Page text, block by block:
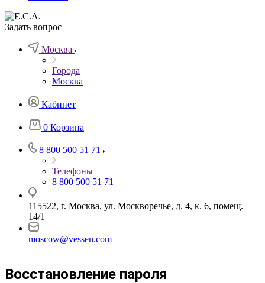
Задать вопрос
Москва
Города
Москва
Кабинет
0 Корзина
8 800 500 51 71
Телефоны
8 800 500 51 71
115522, г. Москва, ул. Москворечье, д. 4, к. 6, помещ.
14/1
moscow@vessen.com
Восстановление пароля